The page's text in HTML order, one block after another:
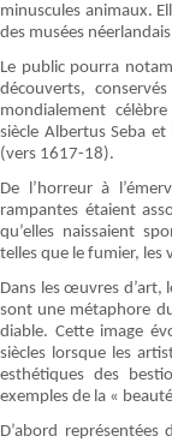
minuscules animaux.
des musées
Le public pourra
découverts,
mondialement
siècle Albertus Seba et
(vers 1617-18).
De l’horreur à
rampantes étaient
qu’elles naissaient
telles que le fumier, les
Dans les œuvres d’art,
sont une métaphore
diable. Cette image
siècles lorsque les
esthétiques des
exemples de la «
D’abord représentées